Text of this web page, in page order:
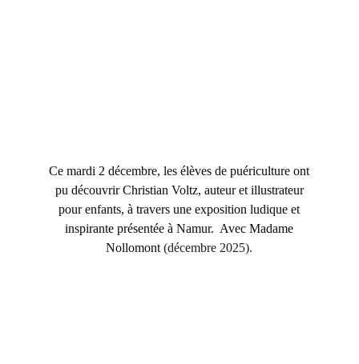
Ce mardi 2 décembre, les élèves de puériculture ont
pu découvrir Christian Voltz, auteur et illustrateur
pour enfants, à travers une exposition ludique et
inspirante présentée à Namur. Avec Madame
Nollomont(décembre 2025).